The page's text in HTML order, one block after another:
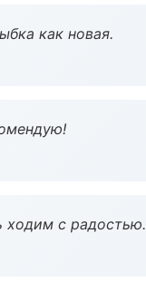
как новая.
ходим с радостью.